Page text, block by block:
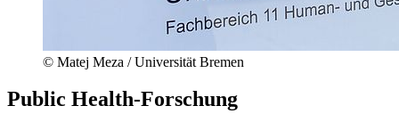
© Matej Meza / Universität Bremen
Public Health-Forschung